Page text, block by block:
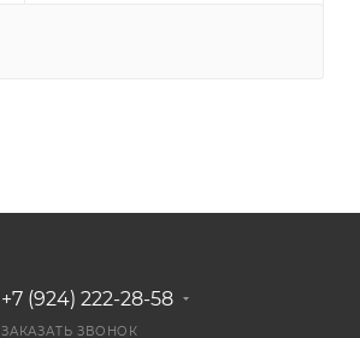
+7 (924) 222-28-58
ЗАКАЗАТЬ ЗВОНОК